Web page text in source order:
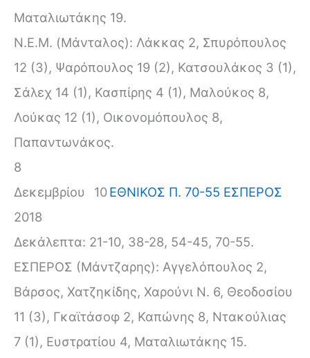
Ματαλιωτάκης 19.
N.E.M. (Μάνταλος): Λάκκας 2, Σπυρόπουλος
12 (3), Ψαρόπουλος 19 (2), Κατσουλάκος 3 (1),
Σάλεχ 14 (1), Κασπίρης 4 (1), Μαλούκος 8,
Λούκας 12 (1), Οικονομόπουλος 8,
Παπαντωνάκος.
8
Δεκεμβρίου
2018
10ΕΘΝΙΚΟΣ Π. 70-55 ΕΣΠΕΡΟΣ
Δεκάλεπτα: 21-10, 38-28, 54-45, 70-55.
ΕΣΠΕΡΟΣ (Μάντζαρης): Αγγελόπουλος 2,
Βάρσος, Χατζηκίδης, Χαρούνι Ν. 6, Θεοδοσίου
11 (3), Γκαϊτάσοφ 2, Καπώνης 8, Ντακούλιας
7 (1), Ευστρατίου 4, Ματαλιωτάκης 15.